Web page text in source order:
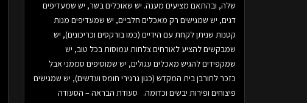
שלה, ובהתאם מציעים מענה. יש שאוכלים בשר, יש שמעדיפים
דגים, יש שמגישים רק מאכלים חלביים, יש שמעדיפים מנות
קטנות שניתן לקחת עם הידיים (כמו בורקסים וכריכונים), יש
שמבקשים להציע לאורחים צלחות עמוסות בכל טוב, יש
שמקפידים להגיש מאכלים עגולים, יש שמוסיפים סממני אבל
כזכר לחורבן בית המקדש (כגון גרגירי חומס ועדשים), יש שמגישים
פיצוחים ופירות יבשים וכדומה. סעודת הבראה – הסעודה